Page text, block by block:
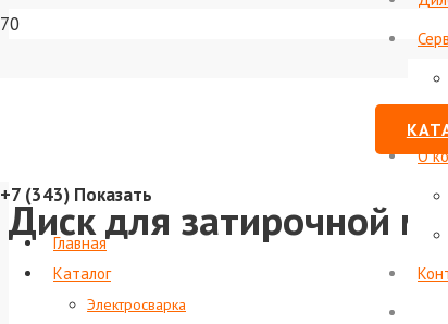
О
+7 (343) Показать
Главная
Каталог
Электросварка
Диск для затирочной